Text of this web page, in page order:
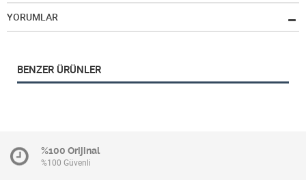
YORUMLAR
BENZER ÜRÜNLER
%100 Orijinal
%100 Güvenli